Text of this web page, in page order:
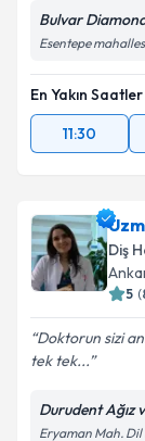
Bulvar Diamond
Esentepe
En Yakın Saatler
11:30
Diş
5 (
Doktorun sizi
tek tek...
Durudent Ağız
Eryaman Mah. Dil